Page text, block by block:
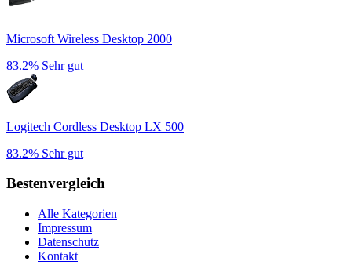
Microsoft Wireless Desktop 2000
83.2% Sehr gut
Logitech Cordless Desktop LX 500
83.2% Sehr gut
Bestenvergleich
Alle Kategorien
Impressum
Datenschutz
Kontakt